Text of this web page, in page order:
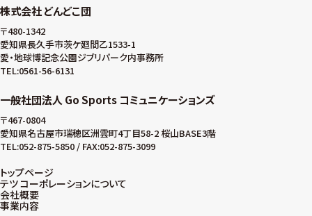
株式会社 どんどこ団
〒480-1342
愛知県長久手市茨ケ廻間乙1533-1
愛・地球博記念公園ジブリパーク内事務所
TEL:0561-56-6131
一般社団法人 Go Sports コミュニケーションズ
〒467-0804
愛知県名古屋市瑞穂区洲雲町4丁目58-2 桜山BASE3階
TEL:052-875-5850 / FAX:052-875-3099
トップページ
テツ コーポレーションについて
会社概要
事業内容